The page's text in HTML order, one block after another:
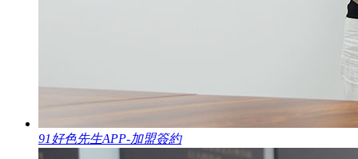
91好色先生APP-加盟簽約